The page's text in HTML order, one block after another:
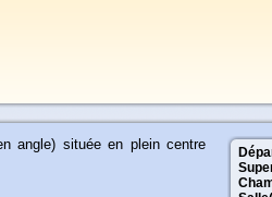
angle) située en plein centre